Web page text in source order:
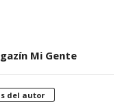
Mi Gente
del autor